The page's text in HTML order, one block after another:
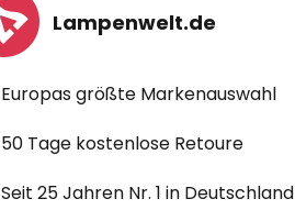
Lampenwelt.de
Europas größte Markenauswahl
50 Tage kostenlose Retoure
Seit 25 Jahren Nr. 1 in Deutschland